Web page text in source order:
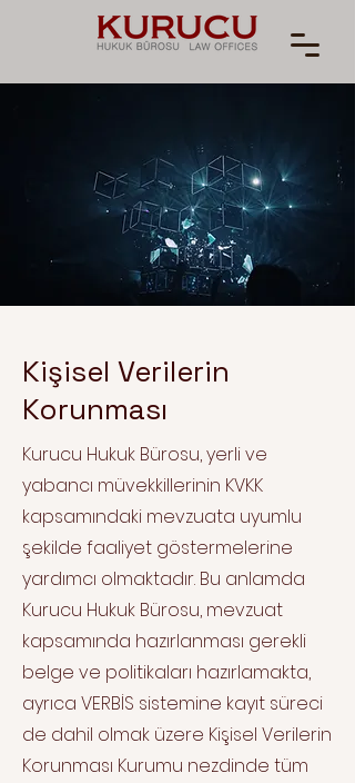
Kişisel Verilerin
Korunması
Kurucu Hukuk Bürosu, yerli ve
yabancı müvekkillerinin KVKK
kapsamındaki mevzuata uyumlu
şekilde faaliyet göstermelerine
yardımcı olmaktadır. Bu anlamda
Kurucu Hukuk Bürosu, mevzuat
kapsamında hazırlanması gerekli
belge ve politikaları hazırlamakta,
ayrıca VERBİS sistemine kayıt süreci
de dahil olmak üzere Kişisel Verilerin
Korunması Kurumu nezdinde tüm